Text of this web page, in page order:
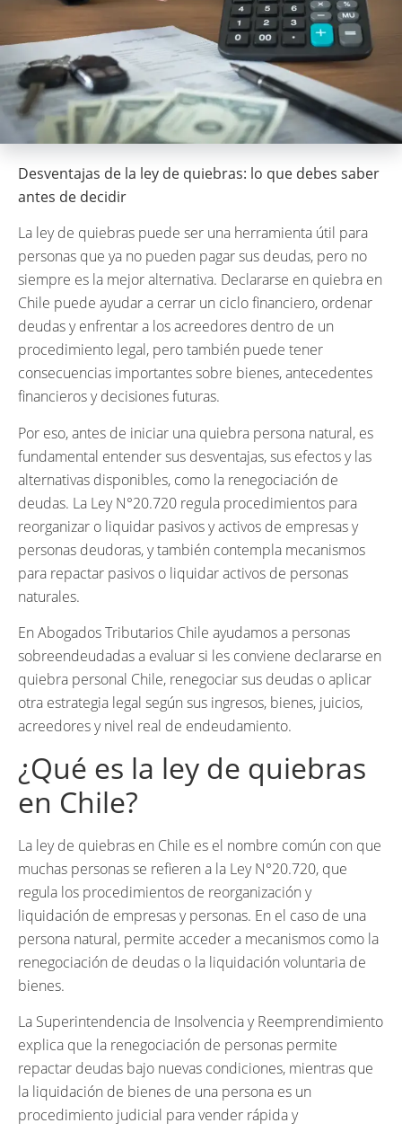
Desventajas de la ley de quiebras: lo que debes saber
antes de decidir
La ley de quiebras puede ser una herramienta útil para
personas que ya no pueden pagar sus deudas, pero no
siempre es la mejor alternativa. Declararse en quiebra en
Chile puede ayudar a cerrar un ciclo financiero, ordenar
deudas y enfrentar a los acreedores dentro de un
procedimiento legal, pero también puede tener
consecuencias importantes sobre bienes, antecedentes
financieros y decisiones futuras.
Por eso, antes de iniciar una quiebra persona natural, es
fundamental entender sus desventajas, sus efectos y las
alternativas disponibles, como la renegociación de
deudas. La Ley N°20.720 regula procedimientos para
reorganizar o liquidar pasivos y activos de empresas y
personas deudoras, y también contempla mecanismos
para repactar pasivos o liquidar activos de personas
naturales.
En Abogados Tributarios Chile ayudamos a personas
sobreendeudadas a evaluar si les conviene declararse en
quiebra personal Chile, renegociar sus deudas o aplicar
otra estrategia legal según sus ingresos, bienes, juicios,
acreedores y nivel real de endeudamiento.
¿Qué es la ley de quiebras
en Chile?
La ley de quiebras en Chile es el nombre común con que
muchas personas se refieren a la Ley N°20.720, que
regula los procedimientos de reorganización y
liquidación de empresas y personas. En el caso de una
persona natural, permite acceder a mecanismos como la
renegociación de deudas o la liquidación voluntaria de
bienes.
La Superintendencia de Insolvencia y Reemprendimiento
explica que la renegociación de personas permite
repactar deudas bajo nuevas condiciones, mientras que
la liquidación de bienes de una persona es un
procedimiento judicial para vender rápida y